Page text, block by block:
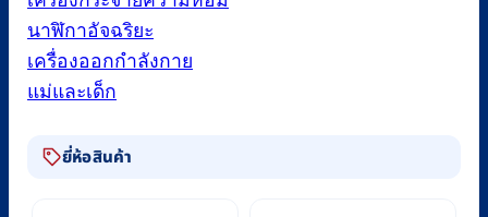
นาฬิกาอัจฉริยะ
เครื่องออกกำลังกาย
แม่และเด็ก
ยี่ห้อสินค้า